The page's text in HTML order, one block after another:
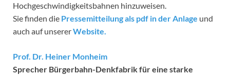
Hochgeschwindigkeitsbahnen hinzuweisen.
Sie finden die Pressemitteilung als pdf in der Anlage und
auch auf unsererWebsite.
Prof. Dr. Heiner Monheim
Sprecher Bürgerbahn-Denkfabrik für eine starke